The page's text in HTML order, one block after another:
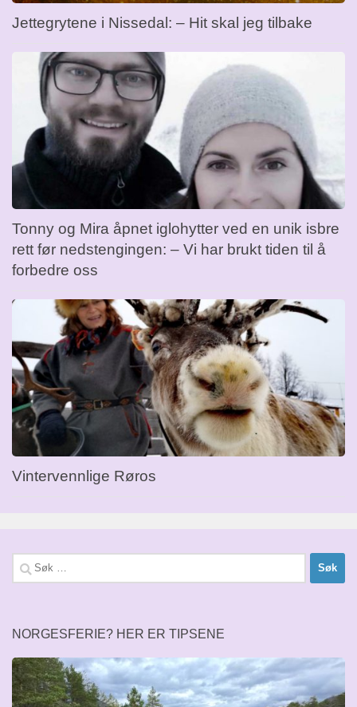
Jettegrytene i Nissedal: – Hit skal jeg tilbake
Tonny og Mira åpnet iglohytter ved en unik isbre
rett før nedstengingen: – Vi har brukt tiden til å
forbedre oss
Vintervennlige Røros
Søk
etter:
NORGESFERIE? HER ER TIPSENE